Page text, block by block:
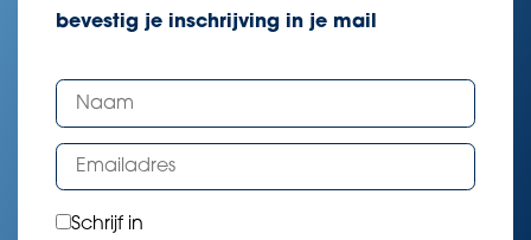
bevestig je inschrijving in je mail
Schrijf in